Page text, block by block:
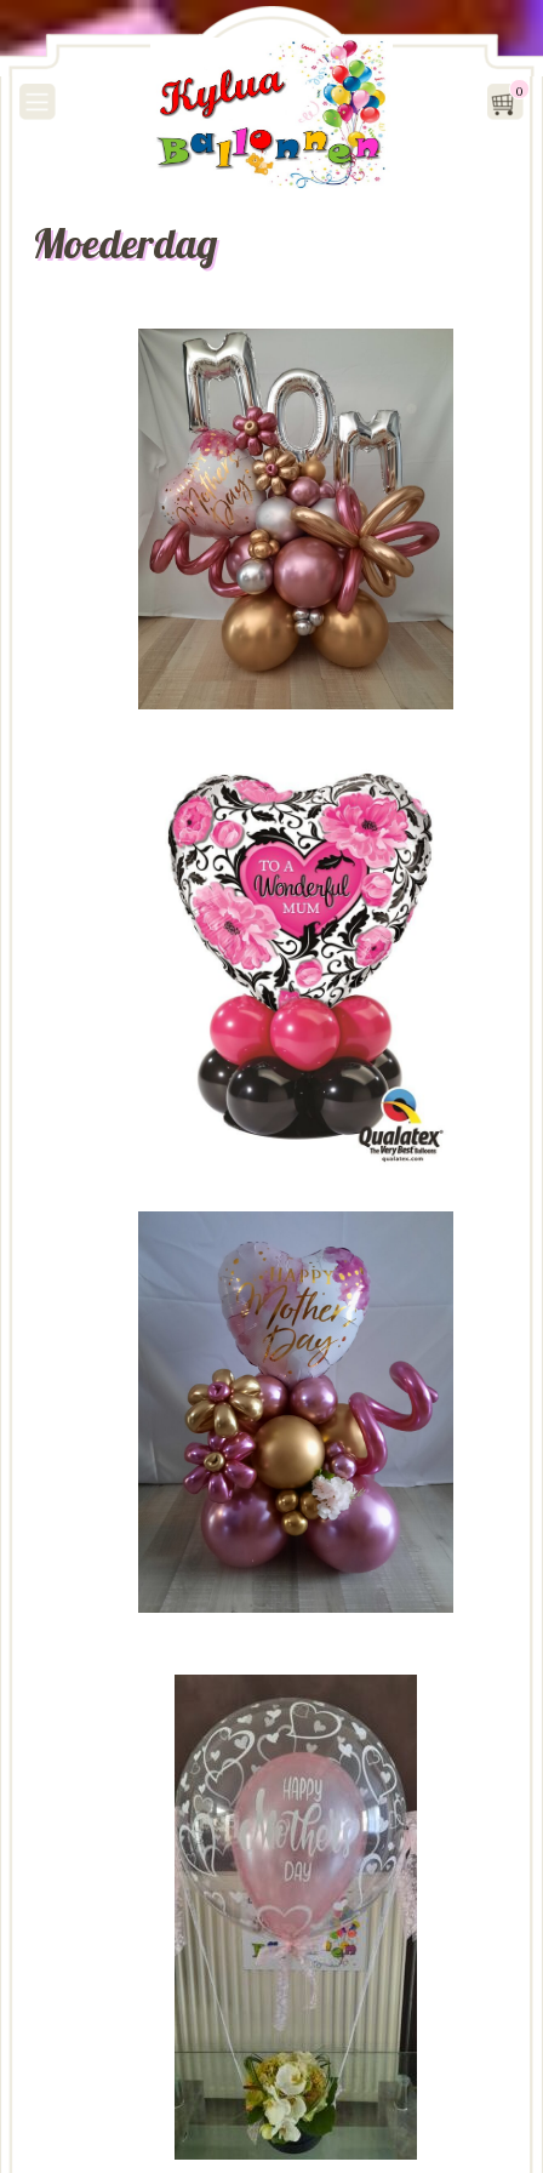
0
Moederdag